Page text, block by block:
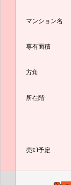
マンション名
専有面積
方角
所在階
売却予定